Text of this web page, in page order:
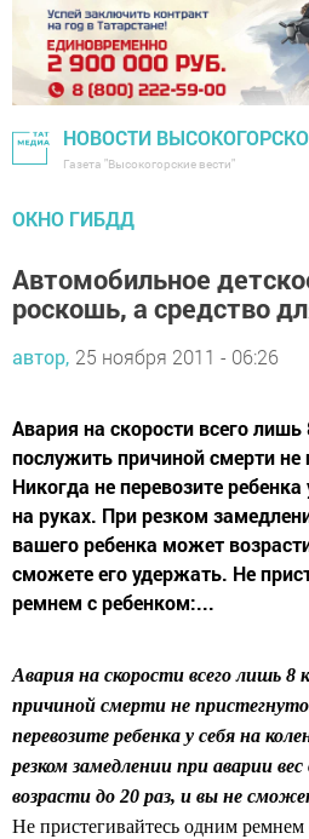
НОВОСТИ
Газета "Высокогорские вести"
ОКНО ГИБДД
Автомобильное
роскошь, а средство
автор, 25 ноября 2011 - 06:26
Авария на скорости всего
послужить причиной смерти не
Никогда не перевозите
на руках. При резком
вашего ребенка может
сможете его удержать. Не
ремнем с ребенком:...
Авария на скорости всего лишь
причиной смерти не
перевозите ребенка у себя на
резком замедлении при аварии
возрасти до 20 раз, и вы не
Не пристегивайтесь одним